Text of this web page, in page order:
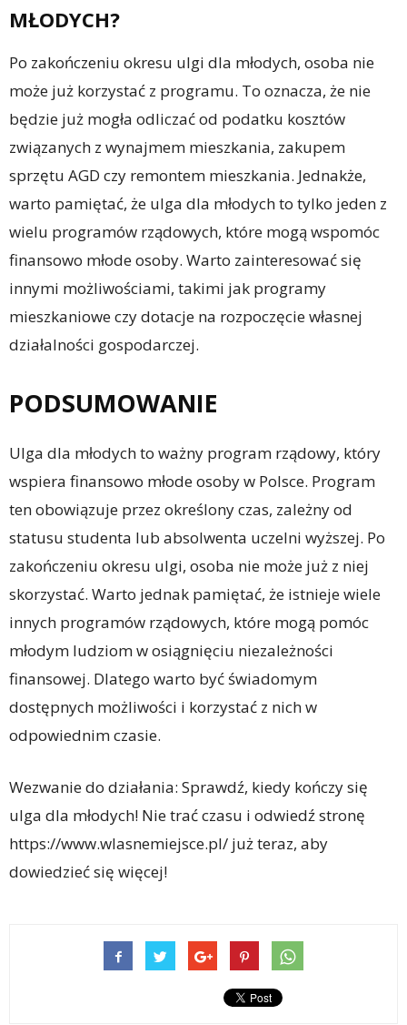
MŁODYCH?
Po zakończeniu okresu ulgi dla młodych, osoba nie
może już korzystać z programu. To oznacza, że nie
będzie już mogła odliczać od podatku kosztów
związanych z wynajmem mieszkania, zakupem
sprzętu AGD czy remontem mieszkania. Jednakże,
warto pamiętać, że ulga dla młodych to tylko jeden z
wielu programów rządowych, które mogą wspomóc
finansowo młode osoby. Warto zainteresować się
innymi możliwościami, takimi jak programy
mieszkaniowe czy dotacje na rozpoczęcie własnej
działalności gospodarczej.
PODSUMOWANIE
Ulga dla młodych to ważny program rządowy, który
wspiera finansowo młode osoby w Polsce. Program
ten obowiązuje przez określony czas, zależny od
statusu studenta lub absolwenta uczelni wyższej. Po
zakończeniu okresu ulgi, osoba nie może już z niej
skorzystać. Warto jednak pamiętać, że istnieje wiele
innych programów rządowych, które mogą pomóc
młodym ludziom w osiągnięciu niezależności
finansowej. Dlatego warto być świadomym
dostępnych możliwości i korzystać z nich w
odpowiednim czasie.
Wezwanie do działania: Sprawdź, kiedy kończy się
ulga dla młodych! Nie trać czasu i odwiedź stronę
https://www.wlasnemiejsce.pl/ już teraz, aby
dowiedzieć się więcej!